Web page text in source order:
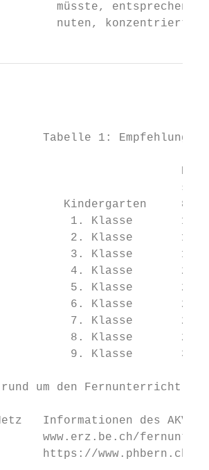
müsste, entsprechend
nuten, konzentriert
Tabelle 1:
Kindergarten     8-
1. Klasse       14
2. Klasse       16
3. Klasse       18
4. Klasse       20
5. Klasse       22
6. Klasse       24
7. Klasse       26
8. Klasse       28
9. Klasse       30
um den Fernunterricht
Informationen des AKVB
www.erz.be.ch/
https://www.phbern.ch/